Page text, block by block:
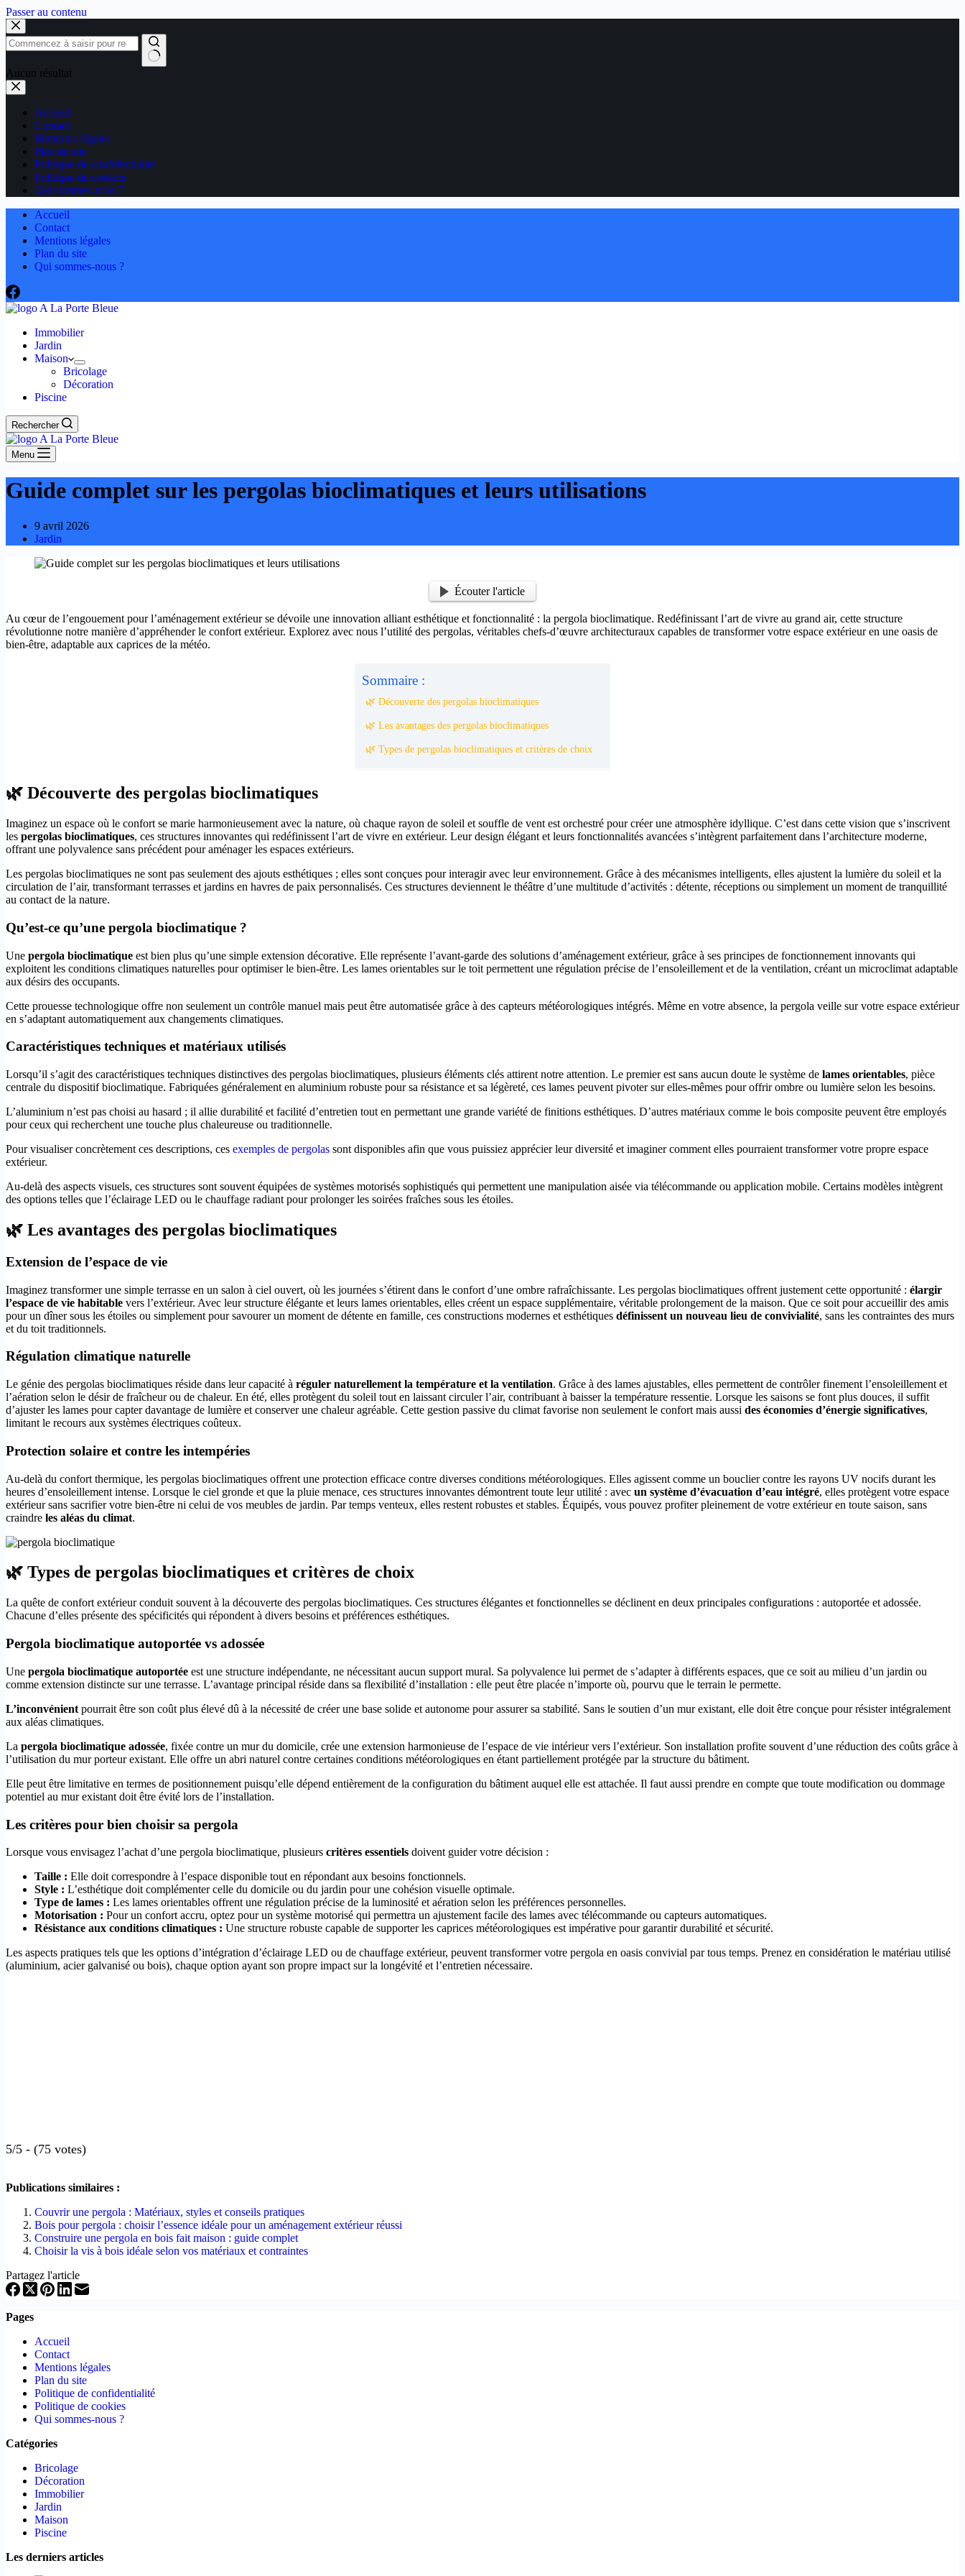
Passer au contenu
Aucun résultat
Accueil
Contact
Mentions légales
Plan du site
Politique de confidentialité
Politique de cookies
Qui sommes-nous ?
Accueil
Contact
Mentions légales
Plan du site
Qui sommes-nous ?
Immobilier
Jardin
Maison
Bricolage
Décoration
Piscine
Rechercher
Menu
Guide complet sur les pergolas bioclimatiques et leurs utilisations
9 avril 2026
Jardin
Écouter l'article
Au cœur de l’engouement pour l’aménagement extérieur se dévoile une innovation alliant esthétique et fonctionnalité : la pergola bioclimatique. Redéfinissant l’art de vivre au grand air, cette structure
révolutionne notre manière d’appréhender le confort extérieur. Explorez avec nous l’utilité des pergolas, véritables chefs-d’œuvre architecturaux capables de transformer votre espace extérieur en une oasis de
bien-être, adaptable aux caprices de la météo.
Sommaire :
🌿 Découverte des pergolas bioclimatiques
🌿 Les avantages des pergolas bioclimatiques
🌿 Types de pergolas bioclimatiques et critères de choix
🌿 Découverte des pergolas bioclimatiques
Imaginez un espace où le confort se marie harmonieusement avec la nature, où chaque rayon de soleil et souffle de vent est orchestré pour créer une atmosphère idyllique. C’est dans cette vision que s’inscrivent
les pergolas bioclimatiques, ces structures innovantes qui redéfinissent l’art de vivre en extérieur. Leur design élégant et leurs fonctionnalités avancées s’intègrent parfaitement dans l’architecture moderne,
offrant une polyvalence sans précédent pour aménager les espaces extérieurs.
Les pergolas bioclimatiques ne sont pas seulement des ajouts esthétiques ; elles sont conçues pour interagir avec leur environnement. Grâce à des mécanismes intelligents, elles ajustent la lumière du soleil et la
circulation de l’air, transformant terrasses et jardins en havres de paix personnalisés. Ces structures deviennent le théâtre d’une multitude d’activités : détente, réceptions ou simplement un moment de tranquillité
au contact de la nature.
Qu’est-ce qu’une pergola bioclimatique ?
Une pergola bioclimatique est bien plus qu’une simple extension décorative. Elle représente l’avant-garde des solutions d’aménagement extérieur, grâce à ses principes de fonctionnement innovants qui
exploitent les conditions climatiques naturelles pour optimiser le bien-être. Les lames orientables sur le toit permettent une régulation précise de l’ensoleillement et de la ventilation, créant un microclimat adaptable
aux désirs des occupants.
Cette prouesse technologique offre non seulement un contrôle manuel mais peut être automatisée grâce à des capteurs météorologiques intégrés. Même en votre absence, la pergola veille sur votre espace extérieur
en s’adaptant automatiquement aux changements climatiques.
Caractéristiques techniques et matériaux utilisés
Lorsqu’il s’agit des caractéristiques techniques distinctives des pergolas bioclimatiques, plusieurs éléments clés attirent notre attention. Le premier est sans aucun doute le système de lames orientables, pièce
centrale du dispositif bioclimatique. Fabriquées généralement en aluminium robuste pour sa résistance et sa légèreté, ces lames peuvent pivoter sur elles-mêmes pour offrir ombre ou lumière selon les besoins.
L’aluminium n’est pas choisi au hasard ; il allie durabilité et facilité d’entretien tout en permettant une grande variété de finitions esthétiques. D’autres matériaux comme le bois composite peuvent être employés
pour ceux qui recherchent une touche plus chaleureuse ou traditionnelle.
Pour visualiser concrètement ces descriptions, ces exemples de pergolas sont disponibles afin que vous puissiez apprécier leur diversité et imaginer comment elles pourraient transformer votre propre espace
extérieur.
Au-delà des aspects visuels, ces structures sont souvent équipées de systèmes motorisés sophistiqués qui permettent une manipulation aisée via télécommande ou application mobile. Certains modèles intègrent
des options telles que l’éclairage LED ou le chauffage radiant pour prolonger les soirées fraîches sous les étoiles.
🌿 Les avantages des pergolas bioclimatiques
Extension de l’espace de vie
Imaginez transformer une simple terrasse en un salon à ciel ouvert, où les journées s’étirent dans le confort d’une ombre rafraîchissante. Les pergolas bioclimatiques offrent justement cette opportunité : élargir
l’espace de vie habitable vers l’extérieur. Avec leur structure élégante et leurs lames orientables, elles créent un espace supplémentaire, véritable prolongement de la maison. Que ce soit pour accueillir des amis
pour un dîner sous les étoiles ou simplement pour savourer un moment de détente en famille, ces constructions modernes et esthétiques définissent un nouveau lieu de convivialité, sans les contraintes des murs
et du toit traditionnels.
Régulation climatique naturelle
Le génie des pergolas bioclimatiques réside dans leur capacité à réguler naturellement la température et la ventilation. Grâce à des lames ajustables, elles permettent de contrôler finement l’ensoleillement et
l’aération selon le désir de fraîcheur ou de chaleur. En été, elles protègent du soleil tout en laissant circuler l’air, contribuant à baisser la température ressentie. Lorsque les saisons se font plus douces, il suffit
d’ajuster les lames pour capter davantage de lumière et conserver une chaleur agréable. Cette gestion passive du climat favorise non seulement le confort mais aussi des économies d’énergie significatives,
limitant le recours aux systèmes électriques coûteux.
Protection solaire et contre les intempéries
Au-delà du confort thermique, les pergolas bioclimatiques offrent une protection efficace contre diverses conditions météorologiques. Elles agissent comme un bouclier contre les rayons UV nocifs durant les
heures d’ensoleillement intense. Lorsque le ciel gronde et que la pluie menace, ces structures innovantes démontrent toute leur utilité : avec un système d’évacuation d’eau intégré, elles protègent votre espace
extérieur sans sacrifier votre bien-être ni celui de vos meubles de jardin. Par temps venteux, elles restent robustes et stables. Équipés, vous pouvez profiter pleinement de votre extérieur en toute saison, sans
craindre les aléas du climat.
🌿 Types de pergolas bioclimatiques et critères de choix
La quête de confort extérieur conduit souvent à la découverte des pergolas bioclimatiques. Ces structures élégantes et fonctionnelles se déclinent en deux principales configurations : autoportée et adossée.
Chacune d’elles présente des spécificités qui répondent à divers besoins et préférences esthétiques.
Pergola bioclimatique autoportée vs adossée
Une pergola bioclimatique autoportée est une structure indépendante, ne nécessitant aucun support mural. Sa polyvalence lui permet de s’adapter à différents espaces, que ce soit au milieu d’un jardin ou
comme extension distincte sur une terrasse. L’avantage principal réside dans sa flexibilité d’installation : elle peut être placée n’importe où, pourvu que le terrain le permette.
L’inconvénient pourrait être son coût plus élevé dû à la nécessité de créer une base solide et autonome pour assurer sa stabilité. Sans le soutien d’un mur existant, elle doit être conçue pour résister intégralement
aux aléas climatiques.
La pergola bioclimatique adossée, fixée contre un mur du domicile, crée une extension harmonieuse de l’espace de vie intérieur vers l’extérieur. Son installation profite souvent d’une réduction des coûts grâce à
l’utilisation du mur porteur existant. Elle offre un abri naturel contre certaines conditions météorologiques en étant partiellement protégée par la structure du bâtiment.
Elle peut être limitative en termes de positionnement puisqu’elle dépend entièrement de la configuration du bâtiment auquel elle est attachée. Il faut aussi prendre en compte que toute modification ou dommage
potentiel au mur existant doit être évité lors de l’installation.
Les critères pour bien choisir sa pergola
Lorsque vous envisagez l’achat d’une pergola bioclimatique, plusieurs critères essentiels doivent guider votre décision :
Taille : Elle doit correspondre à l’espace disponible tout en répondant aux besoins fonctionnels.
Style : L’esthétique doit complémenter celle du domicile ou du jardin pour une cohésion visuelle optimale.
Type de lames : Les lames orientables offrent une régulation précise de la luminosité et aération selon les préférences personnelles.
Motorisation : Pour un confort accru, optez pour un système motorisé qui permettra un ajustement facile des lames avec télécommande ou capteurs automatiques.
Résistance aux conditions climatiques : Une structure robuste capable de supporter les caprices météorologiques est impérative pour garantir durabilité et sécurité.
Les aspects pratiques tels que les options d’intégration d’éclairage LED ou de chauffage extérieur, peuvent transformer votre pergola en oasis convivial par tous temps. Prenez en considération le matériau utilisé
(aluminium, acier galvanisé ou bois), chaque option ayant son propre impact sur la longévité et l’entretien nécessaire.
5/5 - (75 votes)
Publications similaires :
Couvrir une pergola : Matériaux, styles et conseils pratiques
Bois pour pergola : choisir l’essence idéale pour un aménagement extérieur réussi
Construire une pergola en bois fait maison : guide complet
Choisir la vis à bois idéale selon vos matériaux et contraintes
Partagez l'article
Pages
Accueil
Contact
Mentions légales
Plan du site
Politique de confidentialité
Politique de cookies
Qui sommes-nous ?
Catégories
Bricolage
Décoration
Immobilier
Jardin
Maison
Piscine
Les derniers articles